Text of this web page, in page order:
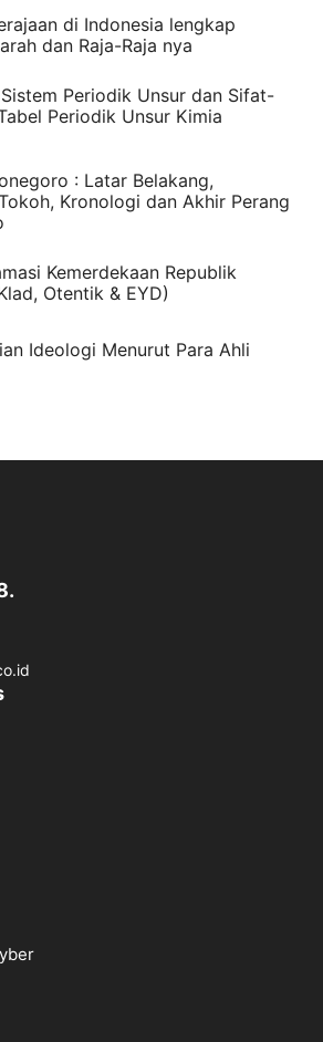
di Indonesia lengkap
dan Raja-Raja nya
Periodik Unsur dan Sifat-
Periodik Unsur Kimia
: Latar Belakang,
Kronologi dan Akhir Perang
Kemerdekaan Republik
Otentik & EYD)
Ideologi Menurut Para Ahli